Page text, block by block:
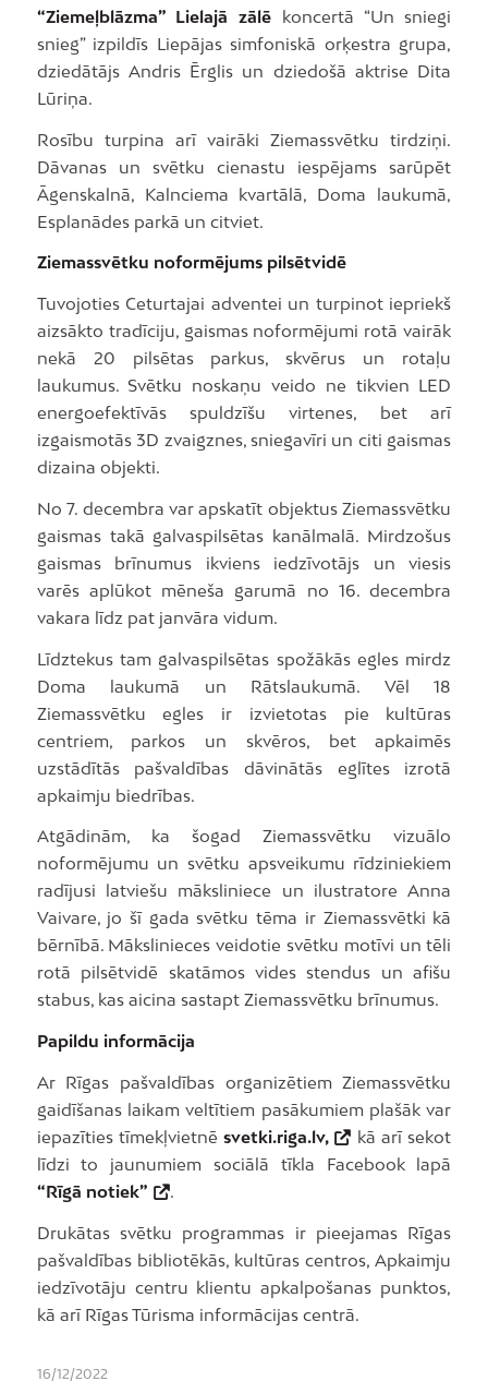
“Ziemeļblāzma” Lielajā zālē koncertā “Un sniegi
snieg” izpildīs Liepājas simfoniskā orķestra grupa,
dziedātājs Andris Ērglis un dziedošā aktrise Dita
Lūriņa.
Rosību turpina arī vairāki Ziemassvētku tirdziņi.
Dāvanas un svētku cienastu iespējams sarūpēt
Āgenskalnā, Kalnciema kvartālā, Doma laukumā,
Esplanādes parkā un citviet.
Ziemassvētku noformējums pilsētvidē
Tuvojoties Ceturtajai adventei un turpinot iepriekš
aizsākto tradīciju, gaismas noformējumi rotā vairāk
nekā 20 pilsētas parkus, skvērus un rotaļu
laukumus. Svētku noskaņu veido ne tikvien LED
energoefektīvās spuldzīšu virtenes, bet arī
izgaismotās 3D zvaigznes, sniegavīri un citi gaismas
dizaina objekti.
No 7. decembra var apskatīt objektus Ziemassvētku
gaismas takā galvaspilsētas kanālmalā. Mirdzošus
gaismas brīnumus ikviens iedzīvotājs un viesis
varēs aplūkot mēneša garumā no 16. decembra
vakara līdz pat janvāra vidum.
Līdztekus tam galvaspilsētas spožākās egles mirdz
Doma laukumā un Rātslaukumā. Vēl 18
Ziemassvētku egles ir izvietotas pie kultūras
centriem, parkos un skvēros, bet apkaimēs
uzstādītās pašvaldības dāvinātās eglītes izrotā
apkaimju biedrības.
Atgādinām, ka šogad Ziemassvētku vizuālo
noformējumu un svētku apsveikumu rīdziniekiem
radījusi latviešu māksliniece un ilustratore Anna
Vaivare, jo šī gada svētku tēma ir Ziemassvētki kā
bērnībā. Mākslinieces veidotie svētku motīvi un tēli
rotā pilsētvidē skatāmos vides stendus un afišu
stabus, kas aicina sastapt Ziemassvētku brīnumus.
Papildu informācija
Ar Rīgas pašvaldības organizētiem Ziemassvētku
gaidīšanas laikam veltītiem pasākumiem plašāk var
iepazīties tīmekļvietnē svetki.riga.lv,
kā arī sekot
līdzi to jaunumiem sociālā tīkla Facebook lapā
“Rīgā notiek”
.
Drukātas svētku programmas ir pieejamas Rīgas
pašvaldības bibliotēkās, kultūras centros, Apkaimju
iedzīvotāju centru klientu apkalpošanas punktos,
kā arī Rīgas Tūrisma informācijas centrā.
16/12/2022